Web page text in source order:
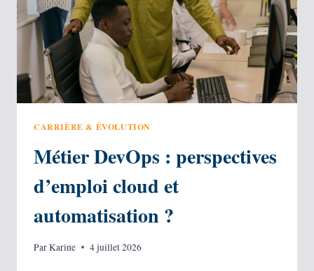
CARRIÈRE & ÉVOLUTION
Métier DevOps : perspectives
d’emploi cloud et
automatisation ?
ParKarine 4 juillet 2026